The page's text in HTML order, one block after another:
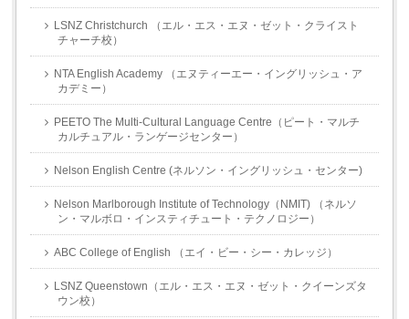
LSNZ Christchurch （エル・エス・エヌ・ゼット・クライスト
チャーチ校）
NTA English Academy （エヌティーエー・イングリッシュ・ア
カデミー）
PEETO The Multi-Cultural Language Centre（ピート・マルチ
カルチュアル・ランゲージセンター）
Nelson English Centre (ネルソン・イングリッシュ・センター)
Nelson Marlborough Institute of Technology（NMIT) （ネルソ
ン・マルボロ・インスティチュート・テクノロジー）
ABC College of English （エイ・ビー・シー・カレッジ）
LSNZ Queenstown（エル・エス・エヌ・ゼット・クイーンズタ
ウン校）